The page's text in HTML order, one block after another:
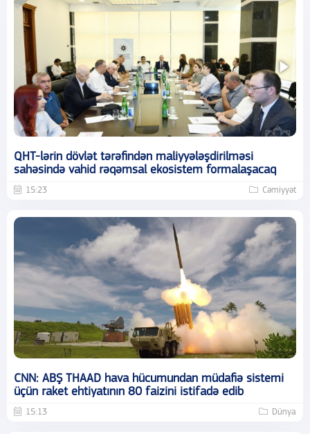
QHT-lərin dövlət tərəfindən maliyyələşdirilməsi
sahəsində vahid rəqəmsal ekosistem formalaşacaq
15:23 Cəmiyyət
CNN: ABŞ THAAD hava hücumundan müdafiə sistemi
üçün raket ehtiyatının 80 faizini istifadə edib
15:13 Dünya